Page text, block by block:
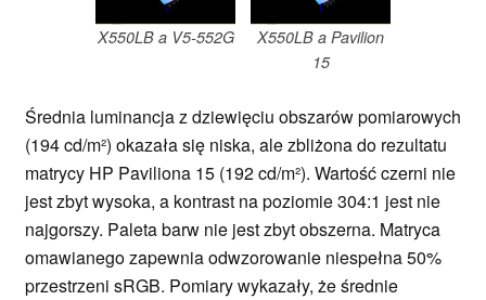
X550LB a V5-552G
X550LB a Pavilion
15
Średnia luminancja z dziewięciu obszarów pomiarowych
(194 cd/m²) okazała się niska, ale zbliżona do rezultatu
matrycy HP Paviliona 15 (192 cd/m²). Wartość czerni nie
jest zbyt wysoka, a kontrast na poziomie 304:1 jest nie
najgorszy. Paleta barw nie jest zbyt obszerna. Matryca
omawianego zapewnia odwzorowanie niespełna 50%
przestrzeni sRGB. Pomiary wykazały, że średnie